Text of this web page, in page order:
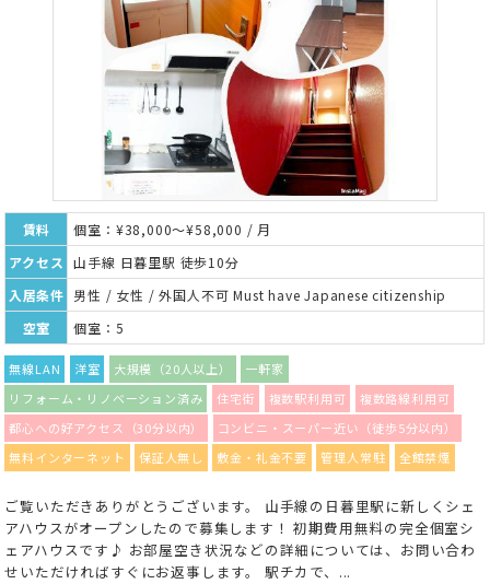
賃料
個室：¥38,000～¥58,000 / 月
アクセス
山手線 日暮里駅 徒歩10分
入居条件 男性 / 女性 / 外国人不可 Must have Japanese citizenship
空室
個室：5
無線LAN 洋室 大規模（20人以上）
一軒家
リフォーム・リノベーション済み
住宅街 複数駅利用可
複数路線利用可
都心への好アクセス（30分以内）
コンビニ・スーパー近い（徒歩5分以内）
無料インターネット
保証人無し 敷金・礼金不要 管理人常駐 全館禁煙
ご覧いただきありがとうございます。 山手線の日暮里駅に新しくシェ
アハウスがオープンしたので募集します！ 初期費用無料の完全個室シ
ェアハウスです♪ お部屋空き状況などの詳細については、お問い合わ
せいただければすぐにお返事します。 駅チカで、...